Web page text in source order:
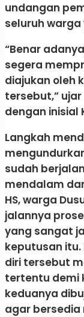
undangan
seluruh
“Benar
segera
diajukan oleh
tersebut,”
dengan inisial
Langkah
sudah
mendalam
HS, warga
jalannya
yang sangat
keputusan
diri tersebut
tertentu demi
keduanya
agar bersedia